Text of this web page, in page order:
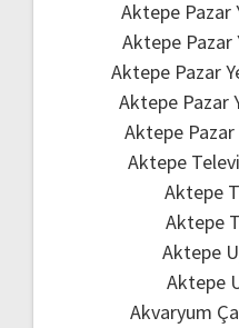
Aktepe Pazar
Aktepe Pazar
Aktepe Pazar
Aktepe Pazar
Aktepe Pazar
Aktepe
Aktepe
Aktepe
Aktepe
Aktepe
Akvaryum